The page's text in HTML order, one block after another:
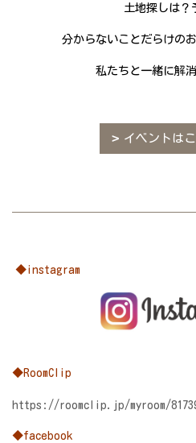
土地探しは？
分からないことだらけの
私たちと一緒に解
イベントは
◆instagram
◆RoomClip
https://roomclip.jp/myroom/
◆facebook